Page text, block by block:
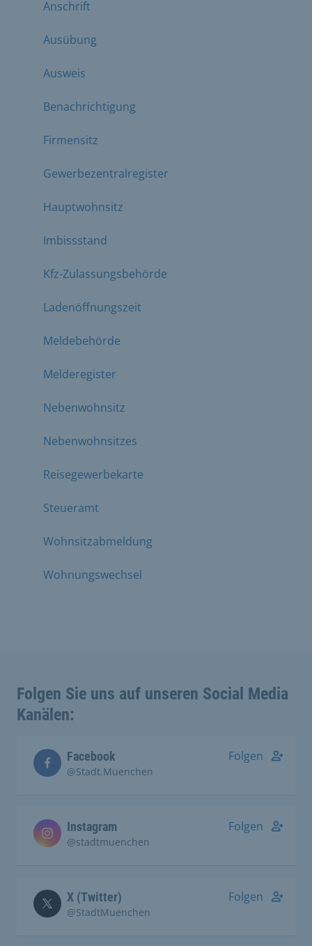
Anschrift
Ausübung
Ausweis
Benachrichtigung
Firmensitz
Gewerbezentralregister
Hauptwohnsitz
Imbissstand
Kfz-Zulassungsbehörde
Ladenöffnungszeit
Meldebehörde
Melderegister
Nebenwohnsitz
Nebenwohnsitzes
Reisegewerbekarte
Steueramt
Wohnsitzabmeldung
Wohnungswechsel
Folgen Sie uns auf unseren Social Media
Kanälen:
Facebook
@Stadt.Muenchen
Folgen
Instagram
@stadtmuenchen
Folgen
X (Twitter)
@StadtMuenchen
Folgen